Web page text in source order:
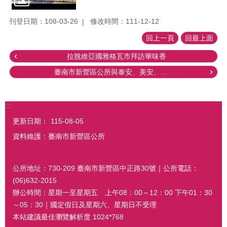
刊登日期：108-03-26 修改時間：111-12-12
回上一頁 回最上面
拉脫維亞國雅格瓦市拜訪華味香
臺南市新營區公所與泰安、美安、...
:::
更新日期：
115-08-05
資料維護：臺南市新營區公所
公所地址：730-209 臺南市新營區中正路30號｜公所電話：
(06)632-2015
辦公時間：星期一至星期五 上午08：00～12：00 下午01：30
～05：30｜國定假日及星期六、星期日不受理
本站建議最佳瀏覽解析度 1024*768